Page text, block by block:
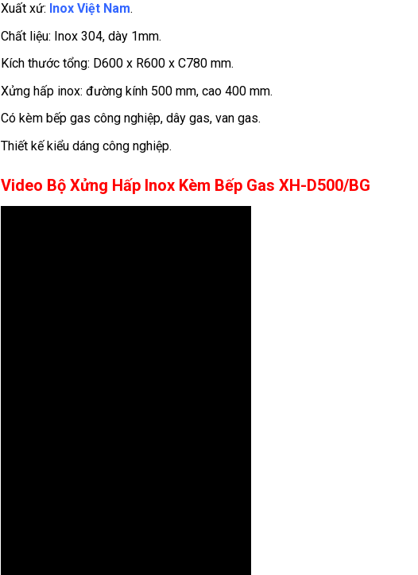
Xuất xứ: Inox Việt Nam.
Chất liệu: Inox 304, dày 1mm.
Kích thước tổng: D600 x R600 x C780 mm.
Xửng hấp inox: đường kính 500 mm, cao 400 mm.
Có kèm bếp gas công nghiệp, dây gas, van gas.
Thiết kế kiểu dáng công nghiệp.
Video Bộ Xửng Hấp Inox Kèm Bếp Gas XH-D500/BG